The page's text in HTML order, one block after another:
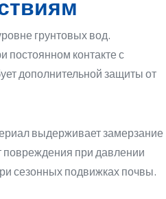
грунтовых вод.
постоянном контакте с
дополнительной защиты от
выдерживает замерзание
повреждения при давлении
сезонных подвижках почвы.